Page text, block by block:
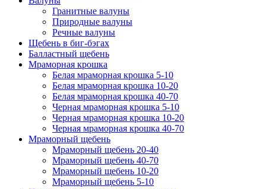
Гранитные валуны
Природные валуны
Речные валуны
Щебень в биг-бэгах
Балластный щебень
Мраморная крошка
Белая мраморная крошка 5-10
Белая мраморная крошка 10-20
Белая мраморная крошка 40-70
Черная мраморная крошка 5-10
Черная мраморная крошка 10-20
Черная мраморная крошка 40-70
Мраморный щебень
Мраморный щебень 20-40
Мраморный щебень 40-70
Мраморный щебень 10-20
Мраморный щебень 5-10